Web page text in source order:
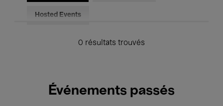
Hosted Events
0 résultats trouvés
Événements passés